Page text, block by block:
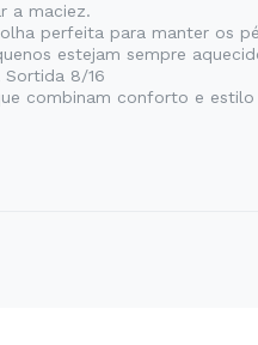
a maciez.
perfeita para manter os
estejam sempre
Sortida 8/16
combinam conforto e